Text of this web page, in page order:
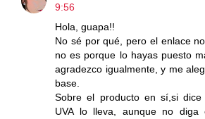
9:56
Hola, guapa!!
No sé por qué, pero el enlace
no es porque lo hayas puesto
agradezco igualmente, y me
base.
Sobre el producto en sí,si
UVA lo lleva, aunque no diga